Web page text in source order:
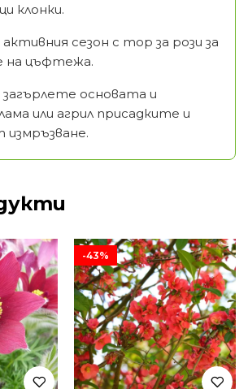
клонки.
сезон с тор за рози за
на цъфтежа.
основата и
или агрил присадките и
-43%